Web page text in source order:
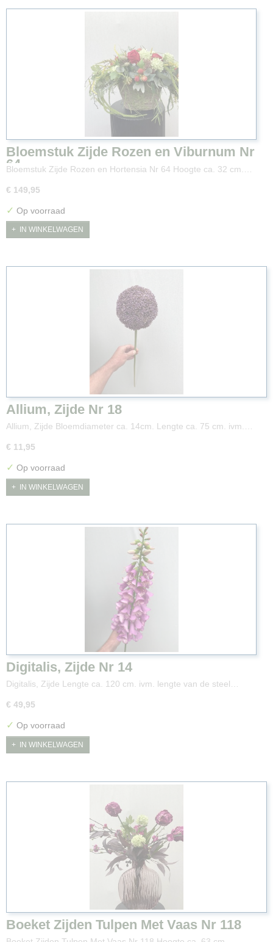
Bloemstuk Zijde Rozen en Viburnum Nr
64
Bloemstuk Zijde Rozen en Hortensia Nr 64 Hoogte ca. 32 cm.…
€ 149,95
✓ Op voorraad
IN WINKELWAGEN
Allium, Zijde Nr 18
Allium, Zijde Bloemdiameter ca. 14cm. Lengte ca. 75 cm. ivm.…
€ 11,95
✓ Op voorraad
IN WINKELWAGEN
Digitalis, Zijde Nr 14
Digitalis, Zijde Lengte ca. 120 cm. ivm. lengte van de steel…
€ 49,95
✓ Op voorraad
IN WINKELWAGEN
Boeket Zijden Tulpen Met Vaas Nr 118